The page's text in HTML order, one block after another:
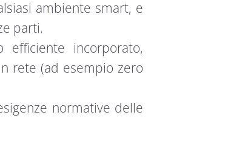
ambiente smart, e
parti.
incorporato,
rete (ad esempio zero
normative delle